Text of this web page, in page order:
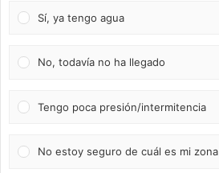
Sí, ya tengo agua
No, todavía no ha llegado
Tengo poca presión/intermitencia
No estoy seguro de cuál es mi zona